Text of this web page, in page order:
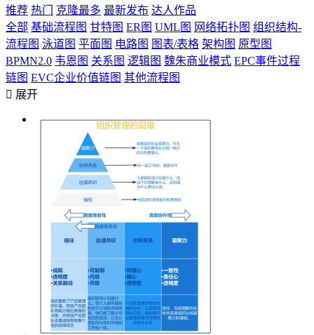
推荐 热门 克隆最多 最新发布 达人作品
全部 基础流程图 甘特图 ER图 UML图 网络拓扑图 组织结构-
流程图 泳道图 平面图 电路图 图表/表格 架构图 原型图
BPMN2.0 韦恩图 关系图 逻辑图 魏朱商业模式 EPC事件过程
链图 EVC企业价值链图 其他流程图
 展开